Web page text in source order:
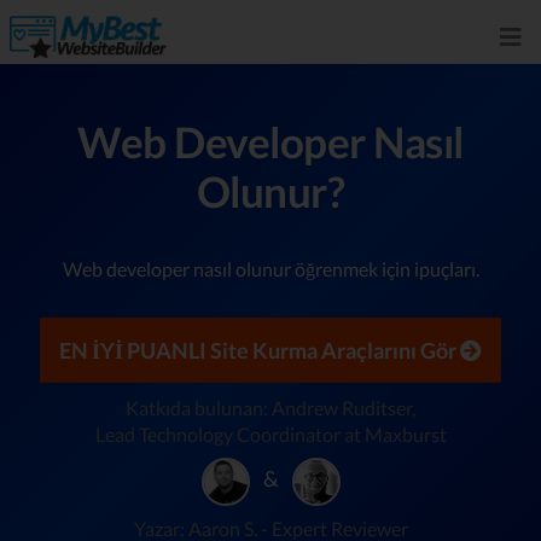
Web Developer Nasıl
Olunur?
Web developer nasıl olunur öğrenmek için ipuçları.
EN İYİ PUANLI Site Kurma Araçlarını Gör
Katkıda bulunan: Andrew Ruditser,
Lead Technology Coordinator at Maxburst
&
Yazar: Aaron S. - Expert Reviewer